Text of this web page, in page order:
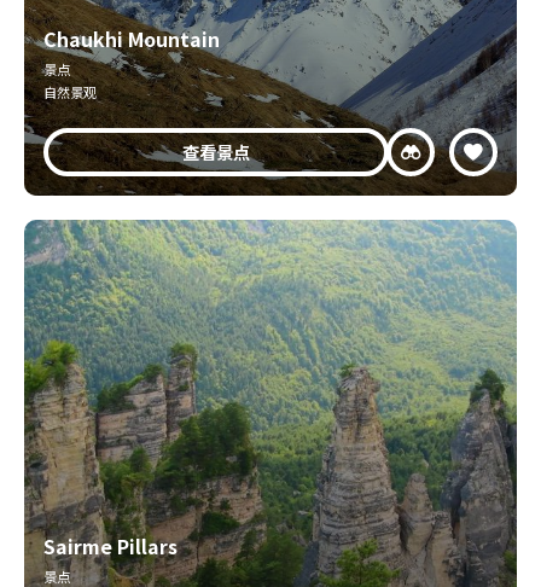
Chaukhi Mountain
景点
自然景观
查看景点
Sairme Pillars
景点